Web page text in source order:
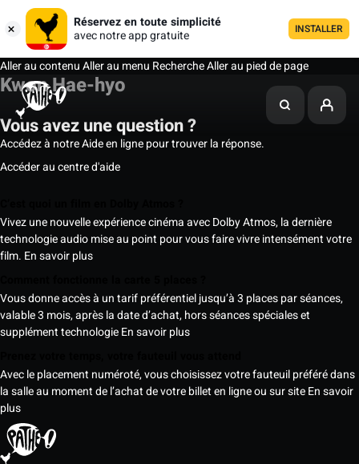
Réservez en toute simplicité
avec notre app gratuite
INSTALLER
Aller au contenuAller au menu RechercheAller au pied de page
Kwon Hae-hyo
Vous avez une question ?
Accédez à notre Aide en ligne pour trouver la réponse.
Accéder au centre d'aide
Vivez une nouvelle expérience cinéma avec Dolby Atmos, la dernière
technologie audio mise au point pour vous faire vivre intensément votre
film. En savoir plus
Vous donne accès à un tarif préférentiel jusqu’à 3 places par séances,
valable 3 mois, après la date d’achat, hors séances spéciales et
supplément technologieEn savoir plus
Avec le placement numéroté, vous choisissez votre fauteuil préféré dans
la salle au moment de l’achat de votre billet en ligne ou sur siteEn savoir
plus